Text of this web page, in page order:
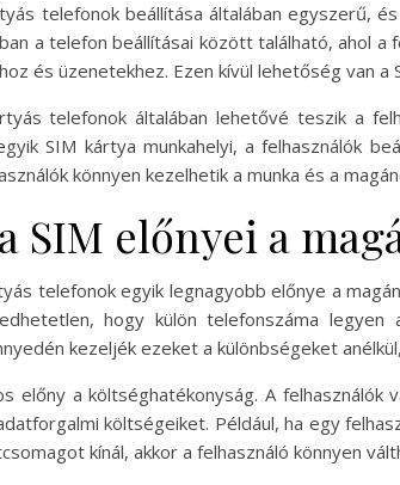
telefonok beállítása általában egyszerű,
a telefon beállításai között található, ahol
és üzenetekhez. Ezen kívül lehetőség van
telefonok általában lehetővé teszik a
SIM kártya munkahelyi, a felhasználók
könnyen kezelhetik a munka és a
SIM előnyei a
telefonok egyik legnagyobb előnye a
hogy külön telefonszáma
kezeljék ezeket a különbségeket
előny a költséghatékonyság. A
költségeiket. Például, ha egy
kínál, akkor a felhasználó könnyen